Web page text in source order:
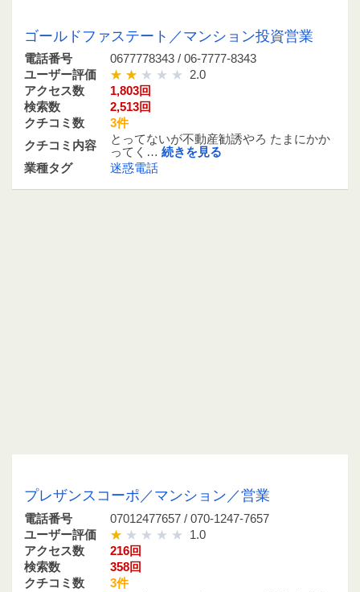
ゴールドファステート／マンション投資営業
電話番号
0677778343 / 06-7777-8343
ユーザー評価
2.0
アクセス数
1,803回
検索数
2,513回
クチコミ数
3件
クチコミ内容
とってないが不動産勧誘やろ たまにかか
ってく… 続きを見る
業種タグ
迷惑電話
プレザンスコーポ／マンション／営業
電話番号
07012477657 / 070-1247-7657
ユーザー評価
1.0
アクセス数
216回
検索数
358回
クチコミ数
3件